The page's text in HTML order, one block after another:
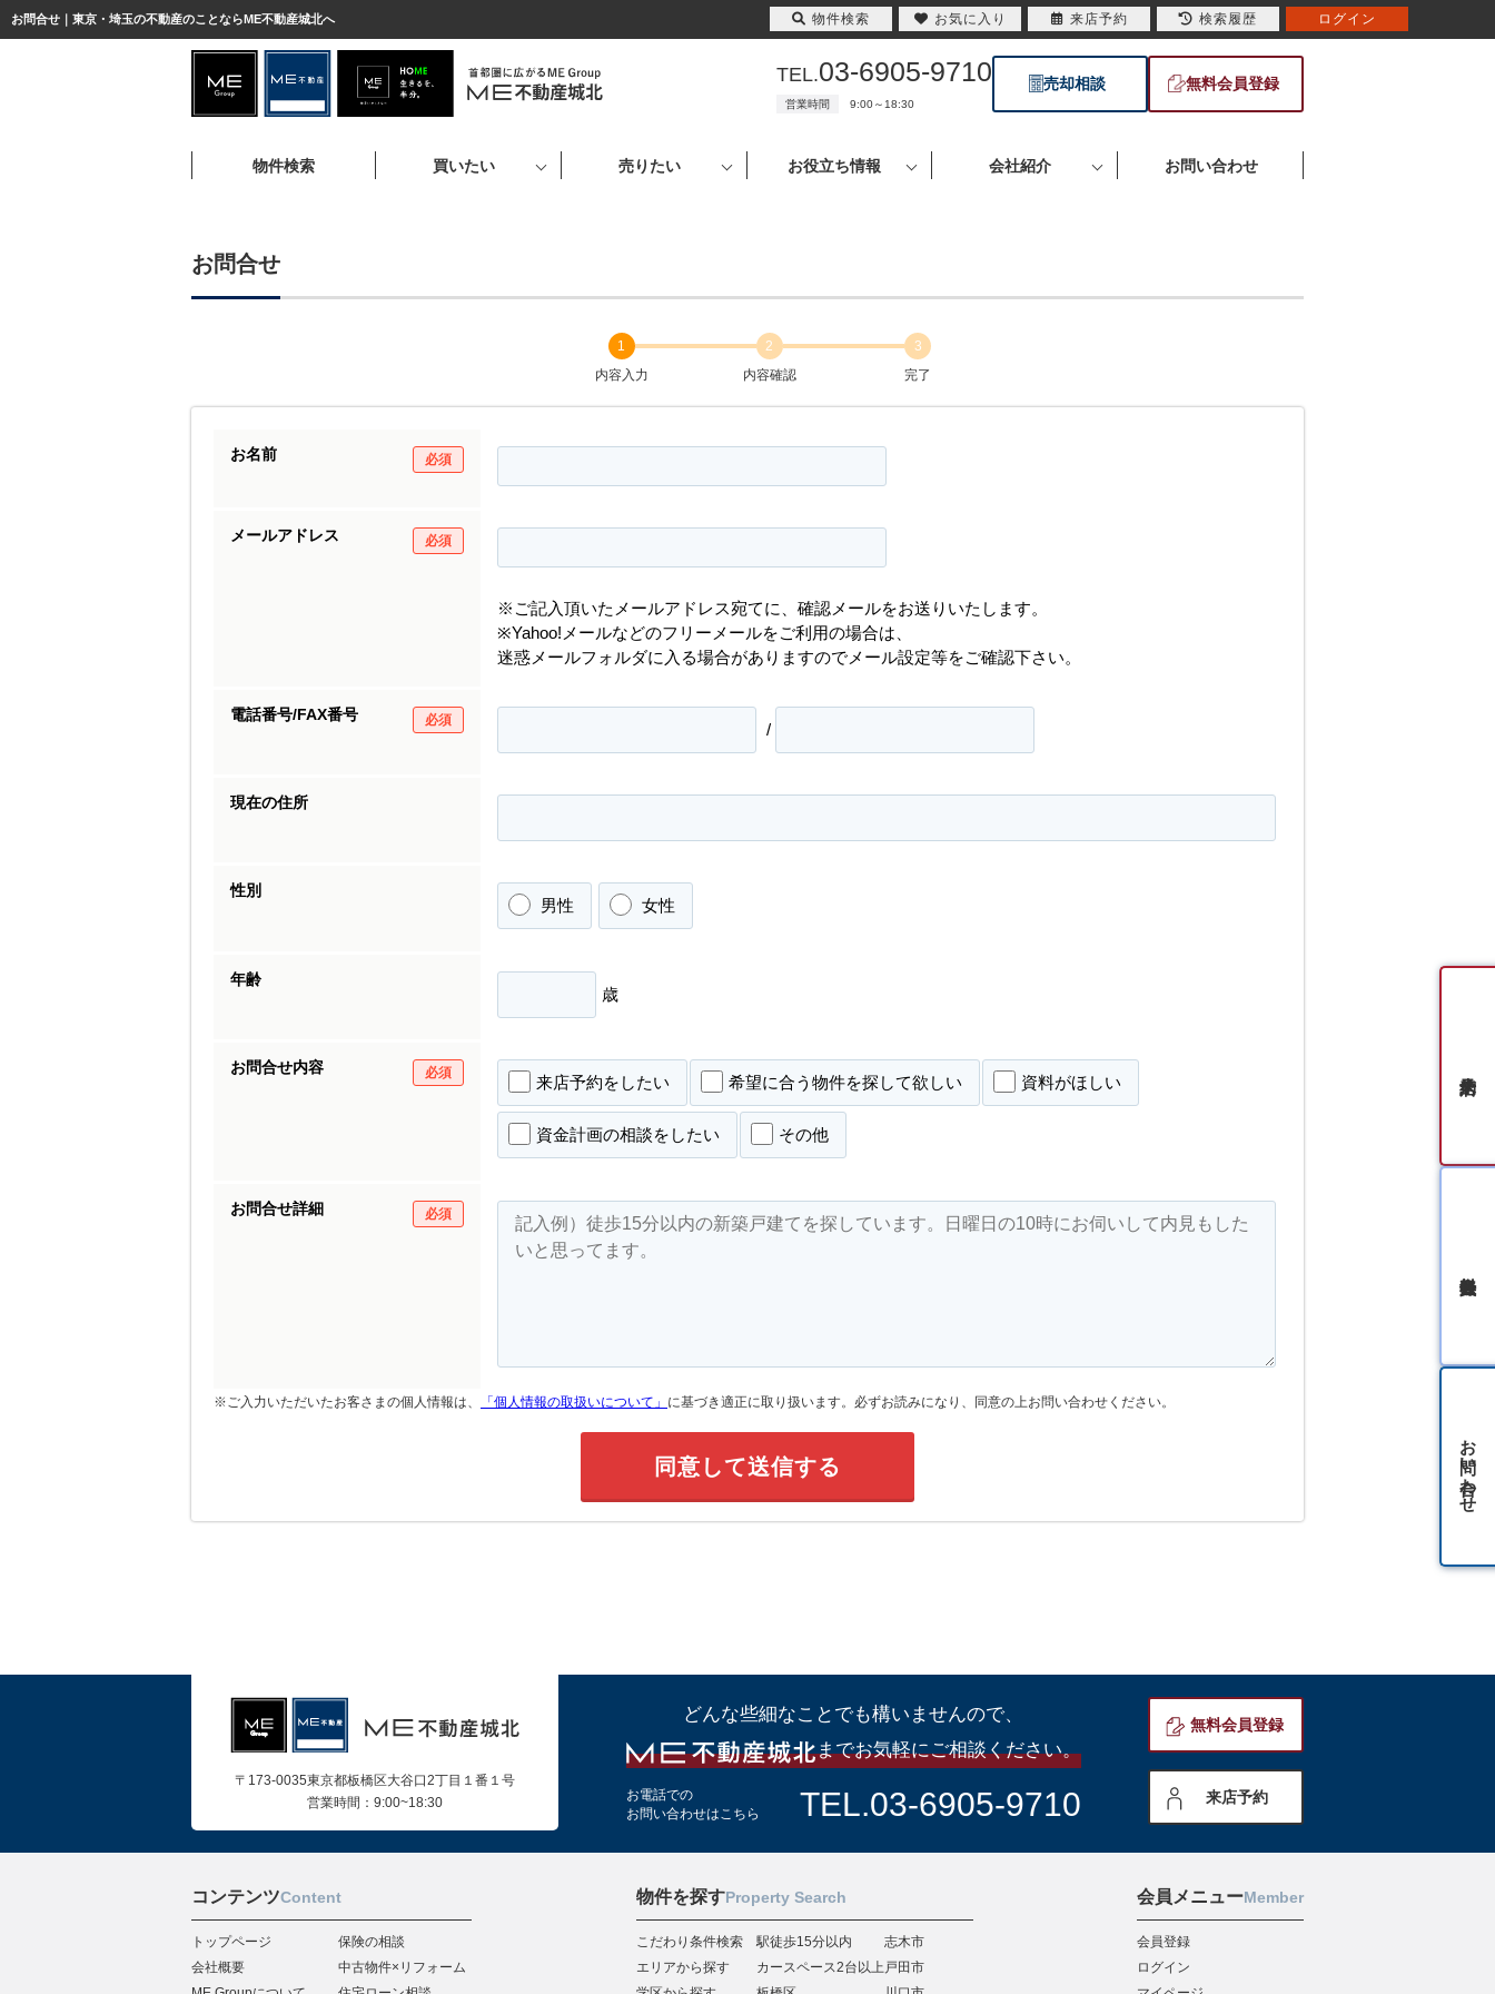
お問合せ｜東京・埼玉の不動産のことならME不動産城北へ
TEL.03-6905-9710
営業時間 9:00～18:30
売却相談 無料会員登録
物件検索 買いたい 売りたい お役立ち情報 会社紹介 お問い合わせ
お問合せ
1
内容入力
2
内容確認
3
完了
お名前 必須
メールアドレス 必須
※ご記入頂いたメールアドレス宛てに、確認メールをお送りいたします。
※Yahoo!メールなどのフリーメールをご利用の場合は、
迷惑メールフォルダに入る場合がありますのでメール設定等をご確認下さい。
電話番号/FAX番号 必須 /
現在の住所
性別
男性 女性
年齢
歳
必須
お問合せ内容
来店予約をしたい 希望に合う物件を探して欲しい 資料がほしい
資金計画の相談をしたい その他
お問合せ詳細 必須
※ご入力いただいたお客さまの個人情報は、 「個人情報の取扱いについて」 に基づき適正に取り扱います。必ずお読みになり、同意の上お問い合わせください。
〒173-0035東京都板橋区大谷口2丁目１番１号
営業時間：9:00~18:30
どんな些細なことでも構いませんので、
までお気軽にご相談ください。
お電話での
お問い合わせはこちら
TEL.03-6905-9710
無料会員登録
来店予約
コンテンツContent
トップページ
会社概要
保険の相談
中古物件×リフォーム
物件を探すProperty Search
こだわり条件検索
エリアから探す
駅徒歩15分以内
カースペース2台以上
志木市
戸田市
会員メニューMember
会員登録
ログイン
物件検索 お気に入り 来店予約 検索履歴 ログイン
お問い合わせ